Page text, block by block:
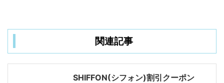
関連記事
SHIFFON(シフォン)割引クーポン